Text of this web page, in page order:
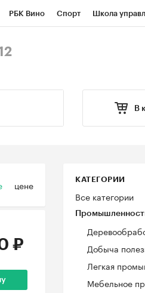
РБК Вино Спорт Школа
В
цене КАТЕГОРИИ
Все категории
Добыча
Легкая
Мебельное
₽